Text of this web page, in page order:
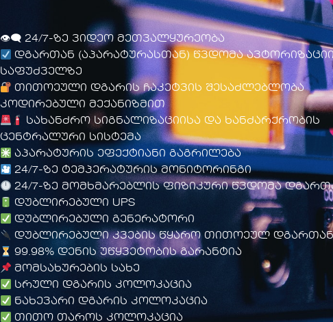
👁‍🗨 24/7-ზე ვიდეო მეთვალყურეობა
დგართან (აპარატურასთან) წვდომა
საფუძველზე
თითოეული დგარის ჩაკეტვის შესაძლებლობა
კოდირებული მექანიზმით
სახანძრო სიგნალიზაციისა და ხანძარქრობის
ცენტრალური სისტემა
აპარატურის ეფექტიანი გაგრილება
24/7-ზე ტემპერატურის მონიტორინგი
24/7-ზე მომხმარებლის ფიზიკური წვდომა
დუბლირებული UPS
დუბლირებული გენერატორი
დუბლირებული კვების წყარო თითოეულ
99.98% დენის უწყვეტობის გარანტია
მომსახურების სახე
სრული დგარის კოლოკაცია
ნახევარი დგარის კოლოკაცია
თითო თაროს კოლოკაცია